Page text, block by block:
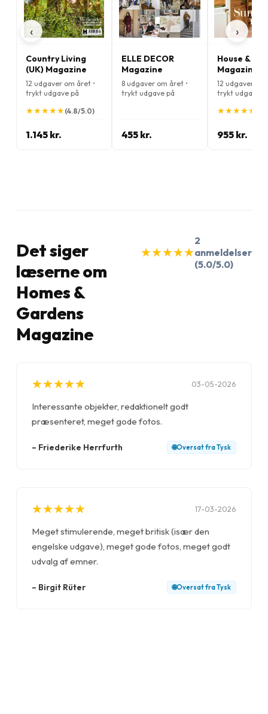
‹
Country Living
(UK) Magazine
12 udgaver om året •
trykt udgave på
★
★★
★★
★★
★★
★ (4.8/5.0)
1.145 kr.
ELLE DECOR
Magazine
8 udgaver om året •
trykt udgave på
455 kr.
House &
Magazine
12 udgaver om
trykt udgave
★
★★
★★
★★
★★
★
955 kr.
›
Det siger
læserne om
Homes &
Gardens
Magazine
★
★★
★★
★★
★★
★
2
anmeldelser
(5.0/5.0)
★
★★
★★
★★
★★
★ 03-05-2026
Interessante objekter, redaktionelt godt
præsenteret, meget gode fotos.
– Friederike Herrfurth 🌐Oversat fraTysk
★
★★
★★
★★
★★
★ 17-03-2026
Meget stimulerende, meget britisk (især den
engelske udgave), meget gode fotos, meget godt
udvalg af emner.
– Birgit Rüter 🌐Oversat fraTysk